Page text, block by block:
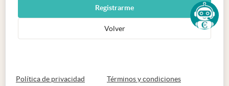
Registrarme
Volver
Política de privacidad abre en nueva pestaña
Términos y condicionesabre en nueva